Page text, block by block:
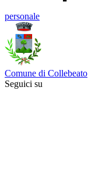
personale
Comune di Collebeato
Seguici su